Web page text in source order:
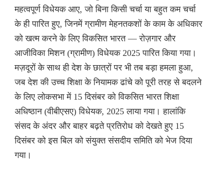
महत्वपूर्ण विधेयक आए, जो बिना किसी चर्चा या बहुत कम चर्चा
के ही पारित हुए, जिनमें ग्रामीण मेहनतकशों के काम के अधिकार
को खत्म करने के लिए विकसित भारत — रोज़गार और
आजीविका मिशन (ग्रामीण) विधेयक 2025 पारित किया गया।
मज़दूरों के साथ ही देश के छात्रों पर भी तब बड़ा हमला हुआ,
जब देश की उच्च शिक्षा के नियामक ढांचे को पूरी तरह से बदलने
के लिए लोकसभा में 15 दिसंबर को विकसित भारत शिक्षा
अधिष्ठान (वीबीएसए) विधेयक, 2025 लाया गया। हालांकि
संसद के अंदर और बाहर बढ़ते प्रतिरोध को देखते हुए 15
दिसंबर को इस बिल को संयुक्त संसदीय समिति को भेज दिया
गया।